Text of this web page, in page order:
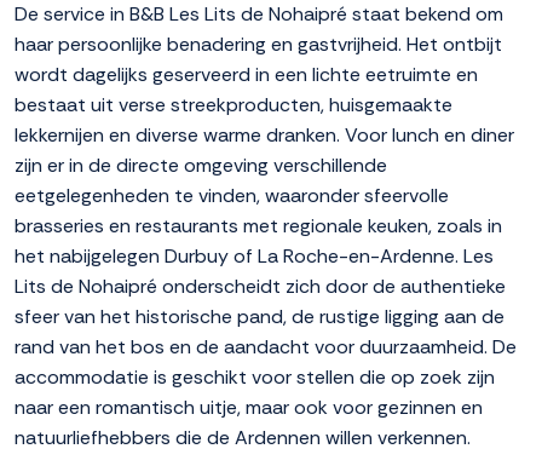
De service in B&B Les Lits de Nohaipré staat bekend om
haar persoonlijke benadering en gastvrijheid. Het ontbijt
wordt dagelijks geserveerd in een lichte eetruimte en
bestaat uit verse streekproducten, huisgemaakte
lekkernijen en diverse warme dranken. Voor lunch en diner
zijn er in de directe omgeving verschillende
eetgelegenheden te vinden, waaronder sfeervolle
brasseries en restaurants met regionale keuken, zoals in
het nabijgelegen Durbuy of La Roche-en-Ardenne. Les
Lits de Nohaipré onderscheidt zich door de authentieke
sfeer van het historische pand, de rustige ligging aan de
rand van het bos en de aandacht voor duurzaamheid. De
accommodatie is geschikt voor stellen die op zoek zijn
naar een romantisch uitje, maar ook voor gezinnen en
natuurliefhebbers die de Ardennen willen verkennen.